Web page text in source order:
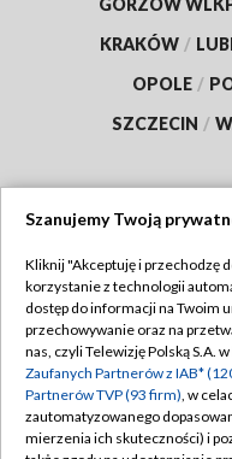
GORZÓW
KRAKÓW /
OPOLE /
SZCZECIN /
Abonament TVP
Emisja w TVP
Centrum informacji
Naziemna Telewizja
Szanujemy Twoją
Kliknij "Akceptuję i przechodzę
korzystanie z technologii
dostęp do informacji na Twoim
przechowywanie oraz na
nas, czyli Telewizję Polską S.A.
Zaufanych Partnerów z IAB*
Partnerów TVP (93 firm), w
zautomatyzowanego
mierzenia ich skuteczności) i